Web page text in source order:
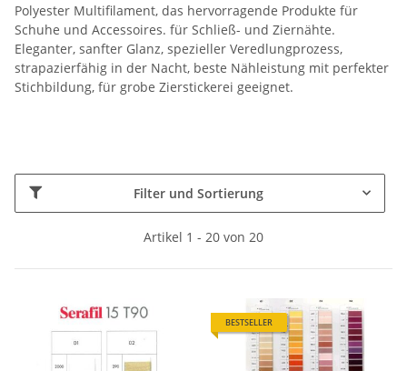
Polyester Multifilament, das hervorragende Produkte für
Schuhe und Accessoires. für Schließ- und Ziernähte.
Eleganter, sanfter Glanz, spezieller Veredlungprozess,
strapazierfähig in der Nacht, beste Nähleistung mit perfekter
Stichbildung, für grobe Zierstickerei geeignet.
Filter und Sortierung
Artikel 1 - 20 von 20
BESTSELLER